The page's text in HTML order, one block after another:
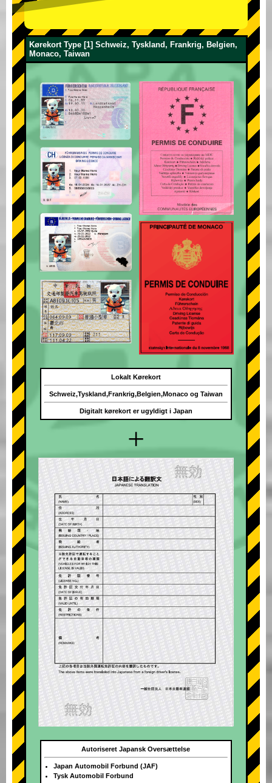
Kørekort Type [1] Schweiz, Tyskland, Frankrig, Belgien,
Monaco, Taiwan
+
Lokalt Kørekort
Schweiz,Tyskland,Frankrig,Belgien,Monaco og Taiwan
Digitalt kørekort er ugyldigt i Japan
Autoriseret Japansk Oversættelse
Japan Automobil Forbund (JAF)
Tysk Automobil Forbund